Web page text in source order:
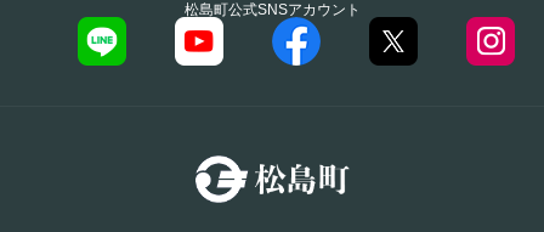
松島町公式SNSアカウント